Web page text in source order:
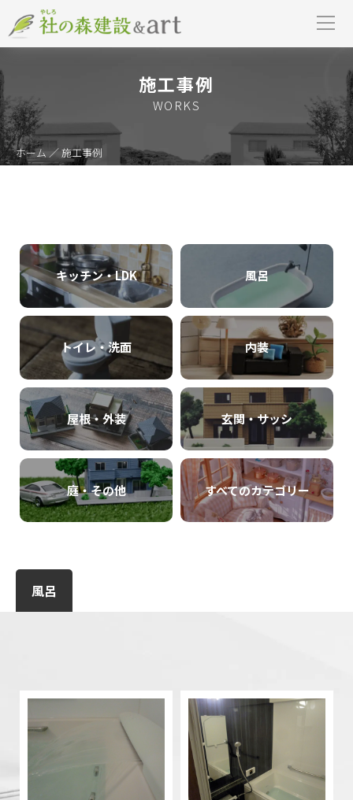
施工事例
WORKS
ホーム／ 施工事例
キッチン・LDK 風呂
トイレ・洗面 内装
屋根・外装 玄関・サッシ
庭・その他 すべてのカテゴリー
風呂